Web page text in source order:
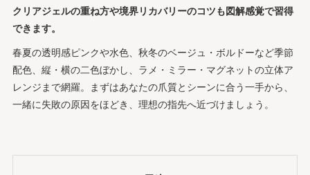
クリアジェルの重ね方や境界リカバリーのコツも図解感覚で習得
できます。
春夏の透明感ピンクや水色、秋冬のベージュ・ボルドーなど季節
配色、縦・横の二色ぼかし、ラメ・ミラー・マグネットの立体ア
レンジまで網羅。まずはあなたの爪質とシーンに合う一手から、
一緒に失敗の原因をほどき、理想の指先へ近づけましょう。